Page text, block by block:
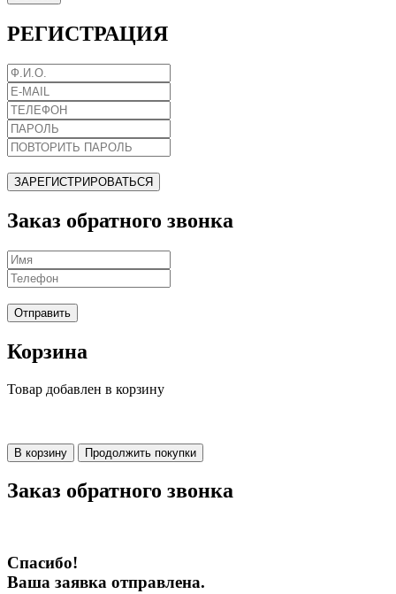
РЕГИСТРАЦИЯ
ЗАРЕГИСТРИРОВАТЬСЯ
Заказ обратного звонка
Отправить
Корзина
Товар добавлен в корзину
В корзину Продолжить покупки
Заказ обратного звонка
Спасибо!
Ваша заявка отправлена.